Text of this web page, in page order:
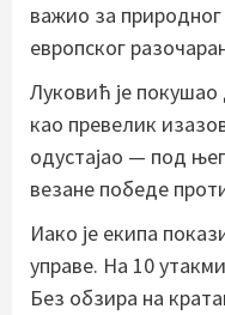
важио за
европског
Луковић је покушао
као превелик
одустајао — под
везане победе
Иако је екипа
управе. На 10
Без обзира на